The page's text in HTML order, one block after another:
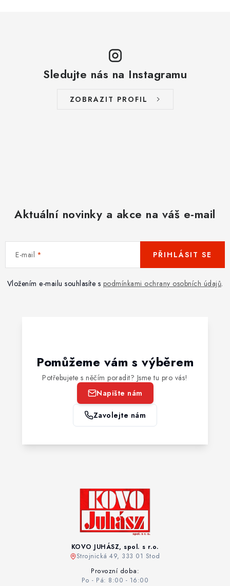
Sledujte nás na Instagramu
ZOBRAZIT PROFIL
Aktuální novinky a akce na váš e-mail
E-mail
Vložením e-mailu souhlasíte s podmínkami ochrany osobních údajů.
PŘIHLÁSIT SE
Pomůžeme vám s výběrem
Potřebujete s něčím poradit? Jsme tu pro vás!
Napište nám
Zavolejte nám
KOVO JUHÁSZ, spol. s r.o.
Strojnická 49, 333 01 Stod
Provozní doba:
Po - Pá: 8:00 - 16:00